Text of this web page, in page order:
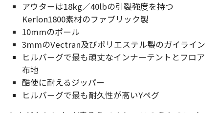
アウターは18kg／40lbの引裂強度を持つ
Kerlon1800素材のファブリック製
10mmのポール
3mmのVectran及びポリエステル製のガイライン
ヒルバーグで最も頑丈なインナーテントとフロア
布地
酷使に耐えるジッパー
ヒルバーグで最も耐久性が高いYペグ